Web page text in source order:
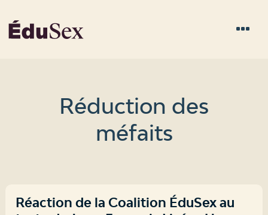
Réduction des
méfaits
Réaction de la Coalition ÉduSex au